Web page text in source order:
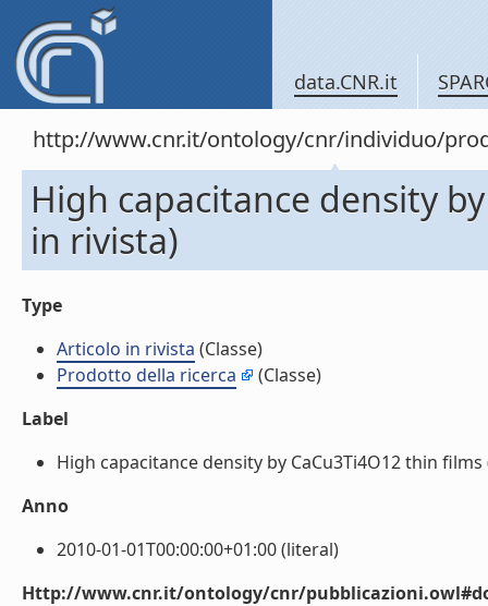
data.CNR.it
http://www.cnr.it/ontology/cnr/individuo/
High capacitance density
in rivista)
Type
Articolo in rivista (Classe)
Prodotto della ricerca
(Classe)
Label
High capacitance density by CaCu3Ti4O12 thin
Anno
2010-01-01T00:00:00+01:00 (literal)
Http://www.cnr.it/ontology/cnr/